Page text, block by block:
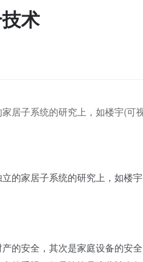
术
居子系统的研究上，如楼宇(可
家居子系统的研究上，如楼
安全，其次是家庭设备的安